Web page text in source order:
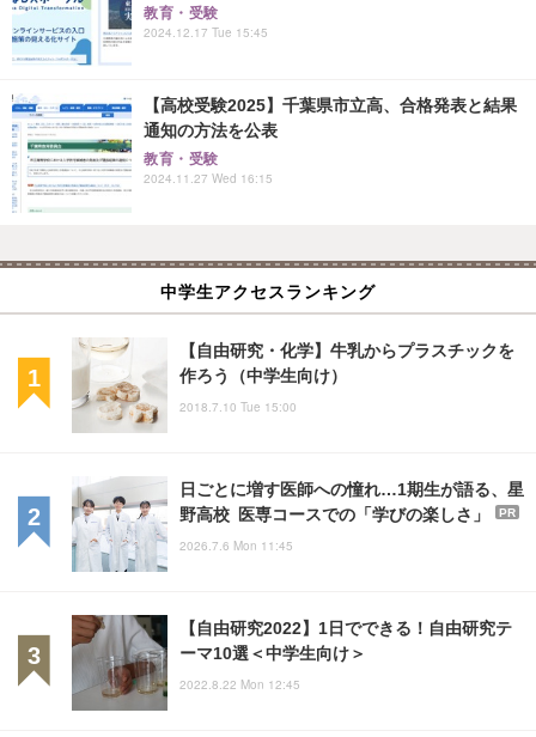
教育・受験
2024.12.17 Tue 15:45
【高校受験2025】千葉県市立高、合格発表と結果
通知の方法を公表
教育・受験
2024.11.27 Wed 16:15
中学生アクセスランキング
【自由研究・化学】牛乳からプラスチックを
作ろう（中学生向け）
2018.7.10 Tue 15:00
日ごとに増す医師への憧れ…1期生が語る、星
野高校 医専コースでの「学びの楽しさ」
PR
2026.7.6 Mon 11:45
【自由研究2022】1日でできる！自由研究テ
ーマ10選＜中学生向け＞
2022.8.22 Mon 12:45